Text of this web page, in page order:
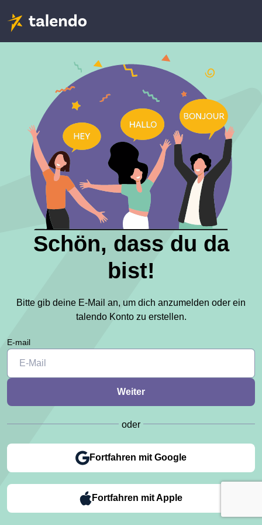
Schön, dass du da
bist!
Bitte gib deine E-Mail an, um dich anzumelden oder ein
talendo Konto zu erstellen.
E-mail
oder
Fortfahren mit Google
Fortfahren mit Apple